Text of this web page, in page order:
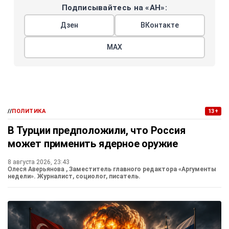
Подписывайтесь на «АН»:
Дзен ВКонтакте
МАХ
//ПОЛИТИКА 13+
В Турции предположили, что Россия
может применить ядерное оружие
8 августа 2026, 23:43
Олеся Аверьянова , Заместитель главного редактора «Аргументы
недели». Журналист, социолог, писатель.